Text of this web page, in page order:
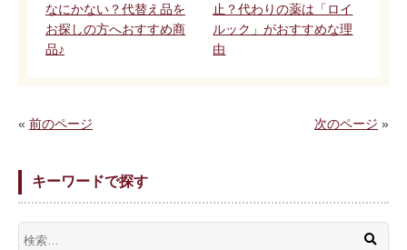
なにかない？代替え品を
お探しの方へおすすめ商
品♪
止？代わりの薬は「ロイ
ルック」がおすすめな理
由
« 前のページ 次のページ »
キーワードで探す